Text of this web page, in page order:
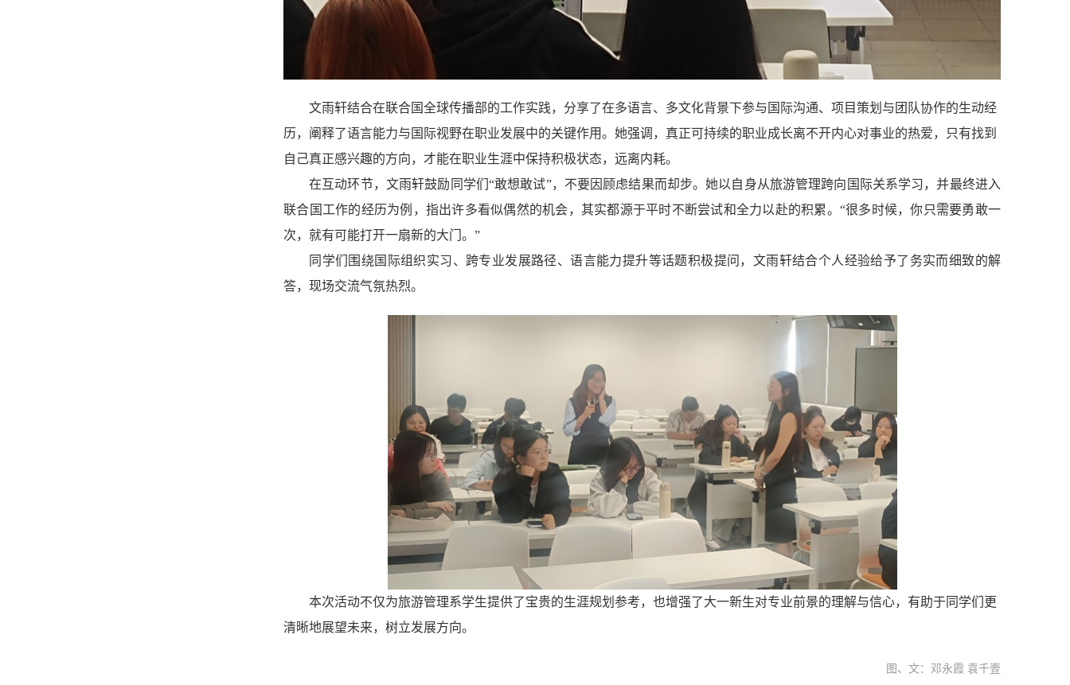
文雨轩结合在联合国全球传播部的工作实践，分享了在多语言、多文化背景下参与国际沟通、项目策划与团队协作的生动经
历，阐释了语言能力与国际视野在职业发展中的关键作用。她强调，真正可持续的职业成长离不开内心对事业的热爱，只有找到
自己真正感兴趣的方向，才能在职业生涯中保持积极状态，远离内耗。
在互动环节，文雨轩鼓励同学们“敢想敢试”，不要因顾虑结果而却步。她以自身从旅游管理跨向国际关系学习，并最终进入
联合国工作的经历为例，指出许多看似偶然的机会，其实都源于平时不断尝试和全力以赴的积累。“很多时候，你只需要勇敢一
次，就有可能打开一扇新的大门。”
同学们围绕国际组织实习、跨专业发展路径、语言能力提升等话题积极提问，文雨轩结合个人经验给予了务实而细致的解
答，现场交流气氛热烈。
本次活动不仅为旅游管理系学生提供了宝贵的生涯规划参考，也增强了大一新生对专业前景的理解与信心，有助于同学们更
清晰地展望未来，树立发展方向。
图、文：邓永霞 袁千壹